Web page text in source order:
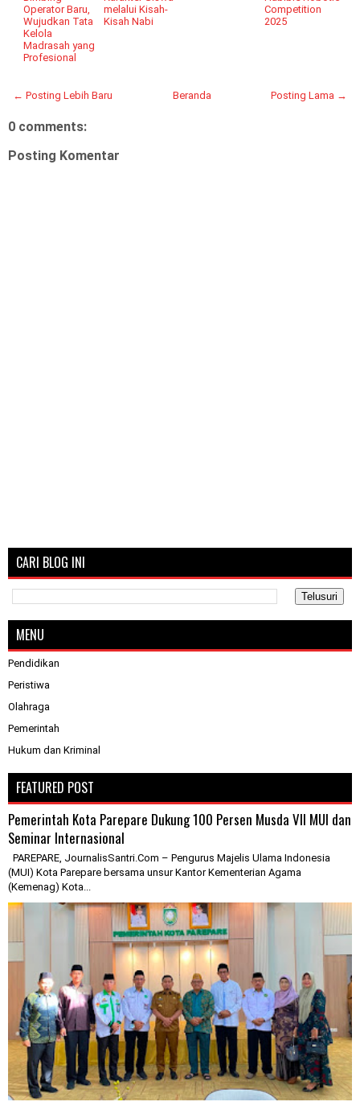
Operator Baru,
Wujudkan Tata
Kelola
Madrasah yang
Profesional
melalui Kisah-
Kisah Nabi
Competition
2025
← Posting Lebih Baru Posting Lama →
Beranda
0 comments:
Posting Komentar
CARI BLOG INI
MENU
Pendidikan
Peristiwa
Olahraga
Pemerintah
Hukum dan Kriminal
FEATURED POST
Pemerintah Kota Parepare Dukung 100 Persen Musda VII MUI dan
Seminar Internasional
PAREPARE, JournalisSantri.Com – Pengurus Majelis Ulama Indonesia
(MUI) Kota Parepare bersama unsur Kantor Kementerian Agama
(Kemenag) Kota...